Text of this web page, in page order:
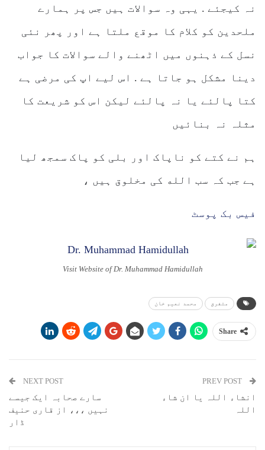
نہ کیجئے . یہی وہ سوالات ہیں جس پر ہمارے
ملحدین کو کلام کا موقع ملتا ہے اور پھر نئی
نسل کے ذہنوں میں اٹھنے والے سوالات کا جواب
دینا مشکل ہو جاتا ہے . اس لیے اپ کی مرضی ہے
کتا پالئے یا نہ پالئے لیکن اس کو شریعت کا
مثلہ نہ بنائیں
ہم نے کتے کو ناپاک اور بلی کو پاک سمجھ لیا
ہے جب کہ سب الله کی مخلوق ہیں ،
فیس بک پوسٹ
Visit Website of Dr. Muhammad Hamidullah
متفرق محمد نعیم خان
Share
انشاء اللہ یا ان شاء
اللہ
NEXT POST
سارے صحابہ ایک جیسے
نہیں ،،، از قاری حنیف
ڈار